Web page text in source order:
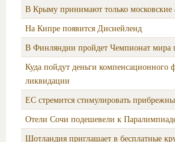
В Крыму принимают только московские
На Кипре появится Диснейленд
В Финляндии пройдет Чемпионат мира
Куда пойдут деньги компенсационного
ликвидации
ЕС стремится стимулировать
Отели Сочи подешевели к
Шотландия приглашает в бесплатные